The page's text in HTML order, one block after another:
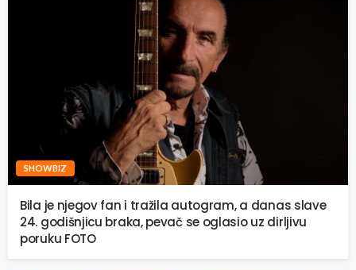
SHOWBIZ
Bila je njegov fan i tražila autogram, a danas slave
24. godišnjicu braka, pevač se oglasio uz dirljivu
poruku FOTO